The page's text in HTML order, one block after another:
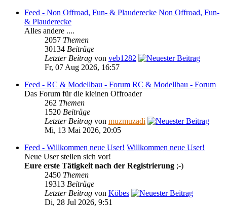
Feed - Non Offroad, Fun- & Plauderecke Non Offroad, Fun-
& Plauderecke
Alles andere ....
2057 Themen
30134 Beiträge
Letzter Beitrag von veb1282
Fr, 07 Aug 2026, 16:57
Feed - RC & Modellbau - Forum RC & Modellbau - Forum
Das Forum für die kleinen Offroader
262 Themen
1520 Beiträge
Letzter Beitrag von muzmuzadi
Mi, 13 Mai 2026, 20:05
Feed - Willkommen neue User! Willkommen neue User!
Neue User stellen sich vor!
Eure erste Tätigkeit nach der Registrierung ;-)
2450 Themen
19313 Beiträge
Letzter Beitrag von Köbes
Di, 28 Jul 2026, 9:51